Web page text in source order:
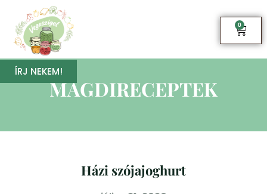
0
ÍRJ NEKEM!
MAGDIRECEPTEK
Házi szójajoghurt